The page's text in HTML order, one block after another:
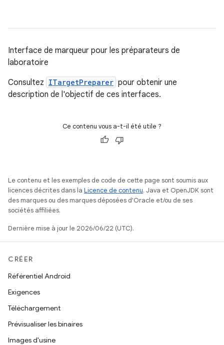
Interface de marqueur pour les préparateurs de
laboratoire
Consultez ITargetPreparer pour obtenir une
description de l'objectif de ces interfaces.
Ce contenu vous a-t-il été utile ?
Le contenu et les exemples de code de cette page sont soumis aux
licences décrites dans la Licence de contenu. Java et OpenJDK sont
des marques ou des marques déposées d'Oracle et/ou de ses
sociétés affiliées.
Dernière mise à jour le 2026/06/22 (UTC).
CRÉER
Référentiel Android
Exigences
Téléchargement
Prévisualiser les binaires
Images d'usine